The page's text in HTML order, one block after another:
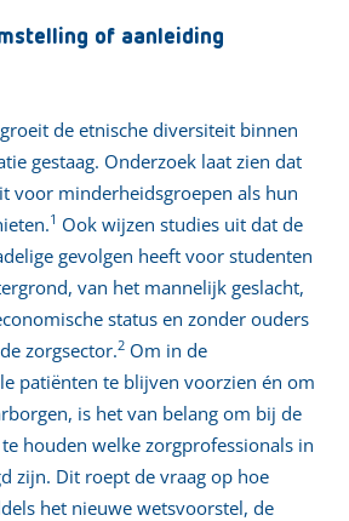
of aanleiding
de etnische diversiteit binnen
gestaag. Onderzoek laat zien dat
voor minderheidsgroepen als hun
1 Ook wijzen studies uit dat de
gevolgen heeft voor studenten
van het mannelijk geslacht,
status en zonder ouders
zorgsector.2 Om in de
patiënten te blijven voorzien én om
is het van belang om bij de
houden welke zorgprofessionals in
zijn. Dit roept de vraag op hoe
het nieuwe wetsvoorstel, de